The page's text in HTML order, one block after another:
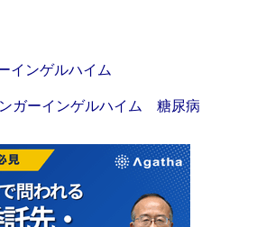
インゲルハイム
ガーインゲルハイム 糖尿病